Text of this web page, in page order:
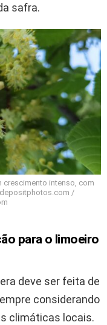
safra.
crescimento intenso, com
/
para o limoeiro
deve ser feita de
considerando
climáticas locais.